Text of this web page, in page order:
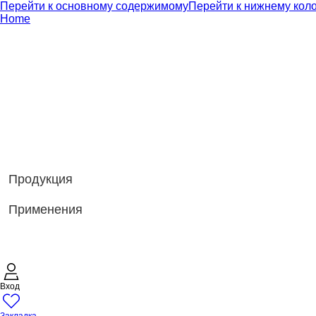
Перейти к основному содержимомуПерейти к нижнему
Home
Продукция
Применения
Вход